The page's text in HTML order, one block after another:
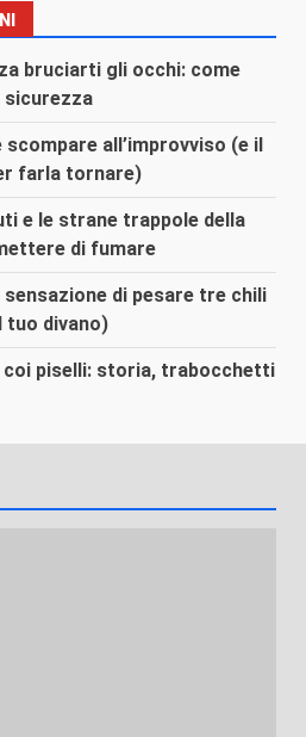
bruciarti gli occhi: come
sicurezza
all’improvviso (e il
farla tornare)
e le strane trappole della
di fumare
di pesare tre chili
tuo divano)
coi piselli: storia, trabocchetti